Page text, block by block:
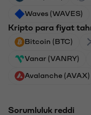
Waves (WAVES)
Kripto para fiyat
Bitcoin (BTC)
Vanar (VANRY)
Avalanche (AVAX)
Sorumluluk reddi